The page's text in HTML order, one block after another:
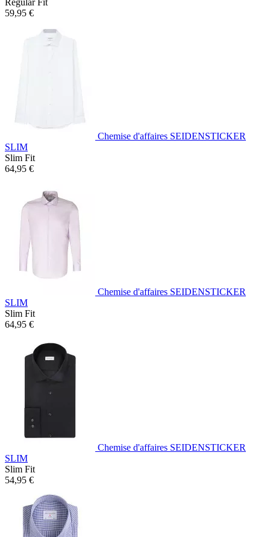
59,95 €
Chemise d'affaires SEIDENSTICKER
SLIM
Slim Fit
64,95 €
Chemise d'affaires SEIDENSTICKER
SLIM
Slim Fit
64,95 €
Chemise d'affaires SEIDENSTICKER
SLIM
Slim Fit
54,95 €